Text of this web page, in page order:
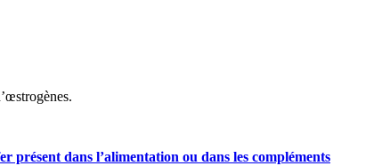
présent dans l’alimentation ou dans les compléments